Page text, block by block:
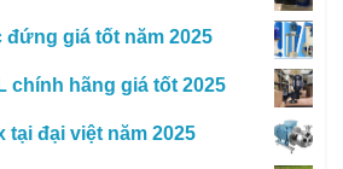
đứng giá tốt năm 2025
chính hãng giá tốt 2025
tại đại việt năm 2025